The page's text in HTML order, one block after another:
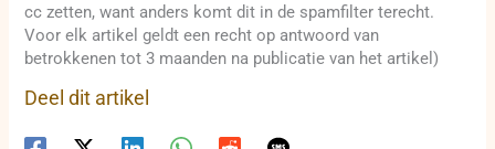
cc zetten, want anders komt dit in de spamfilter terecht.
Voor elk artikel geldt een recht op antwoord van
betrokkenen tot 3 maanden na publicatie van het artikel)
Deel dit artikel